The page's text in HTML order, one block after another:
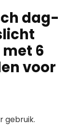
dag-
6
voor
gebruik.